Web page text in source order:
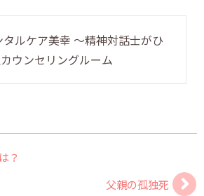
ルケア美幸 〜精神対話士がひ
ウンセリングルーム
？
父親の孤独死